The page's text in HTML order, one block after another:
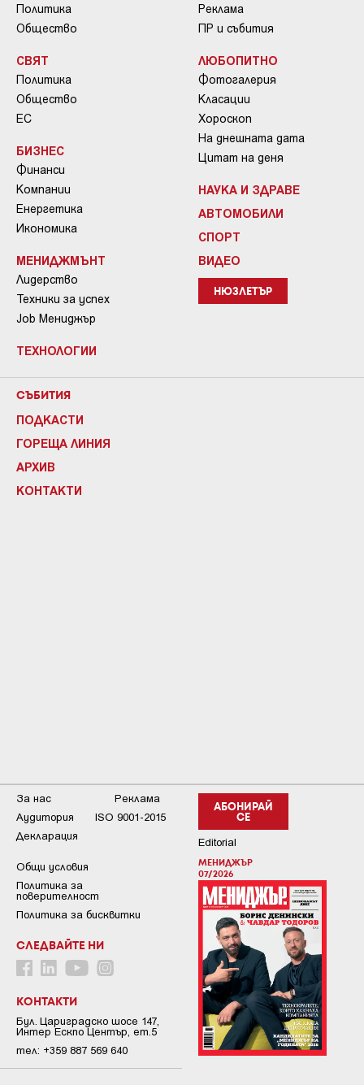
Политика
Общество
СВЯТ
Политика
Общество
ЕС
БИЗНЕС
Финанси
Компании
Енергетика
Икономика
МЕНИДЖМЪНТ
Лидерство
Техники за успех
Job Мениджър
ТЕХНОЛОГИИ
Реклама
ПР и събития
ЛЮБОПИТНО
Фотогалерия
Класации
Хороскоп
На днешната дата
Цитат на деня
НАУКА И ЗДРАВЕ
АВТОМОБИЛИ
СПОРТ
ВИДЕО
НЮЗЛЕТЪР
СЪБИТИЯ
ПОДКАСТИ
ГОРЕЩА ЛИНИЯ
АРХИВ
КОНТАКТИ
АБОНИРАЙ
СЕ
Editorial
МЕНИДЖЪР
07/2026
За нас
Реклама
Аудитория
ISO 9001-2015
Декларация
Общи условия
Пoлитикa зa
пoвepитeлнocт
Политика за бисквитки
СЛЕДВАЙТЕ НИ
КОНТАКТИ
Бул. Цариградско шосе 147,
Интер Ескпо Център, ет.5
тел: +359 887 569 640